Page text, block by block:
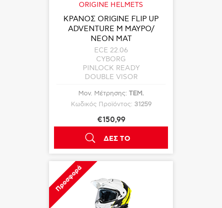
ORIGINE HELMETS
ΚΡΑΝΟΣ ORIGINE FLIP UP
ADVENTURE M ΜΑΥΡΟ/
ΝΕΟΝ ΜΑΤ
ECE 22.06
CYBORG
PINLOCK READY
DOUBLE VISOR
Μον. Μέτρησης: ΤΕΜ.
Κωδικός Προϊόντος: 31259
€150,99
ΔΕΣ ΤΟ
Προσφορά